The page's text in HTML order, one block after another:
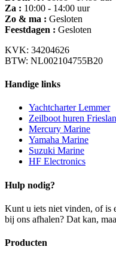
Za : 10:00 - 14:00 uur
Zo & ma : Gesloten
Feestdagen : Gesloten
KVK: 34204626
BTW: NL002104755B20
Handige links
Yachtcharter Lemmer
Zeilboot huren
Mercury Marine
Yamaha Marine
Suzuki Marine
HF Electronics
Hulp nodig?
Kunt u iets niet vinden, of is
bij ons afhalen? Dat kan,
Producten